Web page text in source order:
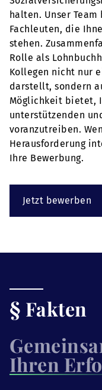
halten. Unser
Fachleuten, die
stehen.
Rolle als
Kollegen nicht nur
darstellt, sondern
Möglichkeit bietet,
unterstützenden
voranzutreiben.
Herausforderung
Ihre Bewerbung.
Jetzt bewerben
§ Fakten
Ihren